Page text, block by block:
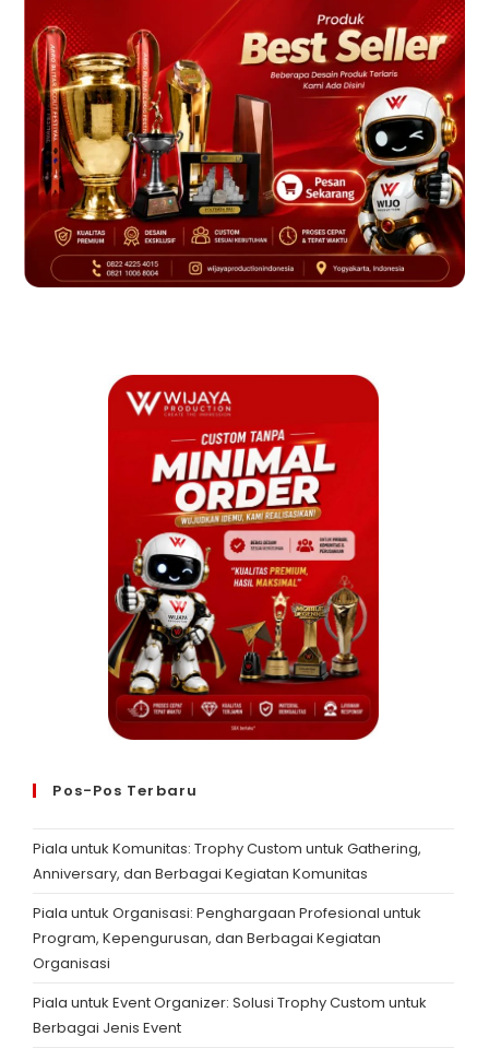
Pos-Pos Terbaru
Piala untuk Komunitas: Trophy Custom untuk Gathering,
Anniversary, dan Berbagai Kegiatan Komunitas
Piala untuk Organisasi: Penghargaan Profesional untuk
Program, Kepengurusan, dan Berbagai Kegiatan
Organisasi
Piala untuk Event Organizer: Solusi Trophy Custom untuk
Berbagai Jenis Event